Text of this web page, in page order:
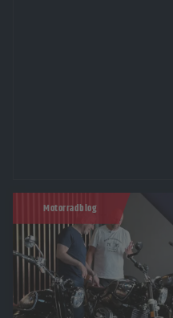
Motorradblog